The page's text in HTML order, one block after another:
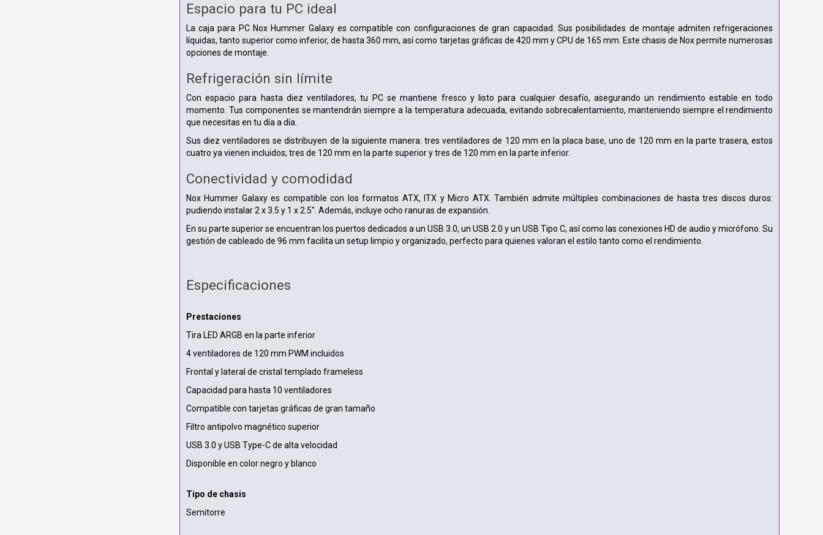
Espacio para tu PC ideal
La caja para PC Nox Hummer Galaxy es compatible con configuraciones de gran capacidad. Sus posibilidades de montaje admiten refrigeraciones
líquidas, tanto superior como inferior, de hasta 360 mm, así como tarjetas gráficas de 420 mm y CPU de 165 mm. Este chasis de Nox permite numerosas
opciones de montaje.
Refrigeración sin límite
Con espacio para hasta diez ventiladores, tu PC se mantiene fresco y listo para cualquier desafío, asegurando un rendimiento estable en todo
momento. Tus componentes se mantendrán siempre a la temperatura adecuada, evitando sobrecalentamiento, manteniendo siempre el rendimiento
que necesitas en tu día a día.
Sus diez ventiladores se distribuyen de la siguiente manera: tres ventiladores de 120 mm en la placa base, uno de 120 mm en la parte trasera, estos
cuatro ya vienen incluidos; tres de 120 mm en la parte superior y tres de 120 mm en la parte inferior.
Conectividad y comodidad
Nox Hummer Galaxy es compatible con los formatos ATX, ITX y Micro ATX. También admite múltiples combinaciones de hasta tres discos duros:
pudiendo instalar 2 x 3.5 y 1 x 2.5". Además, incluye ocho ranuras de expansión.
En su parte superior se encuentran los puertos dedicados a un USB 3.0, un USB 2.0 y un USB Tipo C, así como las conexiones HD de audio y micrófono. Su
gestión de cableado de 96 mm facilita un setup limpio y organizado, perfecto para quienes valoran el estilo tanto como el rendimiento.
Especificaciones
Prestaciones
Tira LED ARGB en la parte inferior
4 ventiladores de 120 mm PWM incluidos
Frontal y lateral de cristal templado frameless
Capacidad para hasta 10 ventiladores
Compatible con tarjetas gráficas de gran tamaño
Filtro antipolvo magnético superior
USB 3.0 y USB Type-C de alta velocidad
Disponible en color negro y blanco
Tipo de chasis
Semitorre